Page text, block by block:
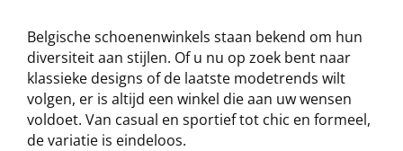
Belgische schoenenwinkels staan bekend om hun
diversiteit aan stijlen. Of u nu op zoek bent naar
klassieke designs of de laatste modetrends wilt
volgen, er is altijd een winkel die aan uw wensen
voldoet. Van casual en sportief tot chic en formeel,
de variatie is eindeloos.